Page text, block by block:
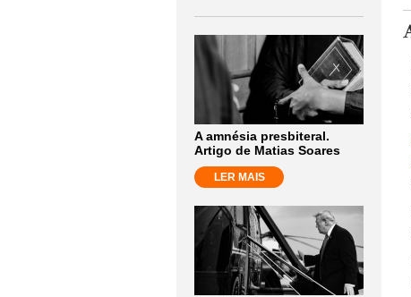
A amnésia presbiteral.
Artigo de Matias Soares
LER MAIS